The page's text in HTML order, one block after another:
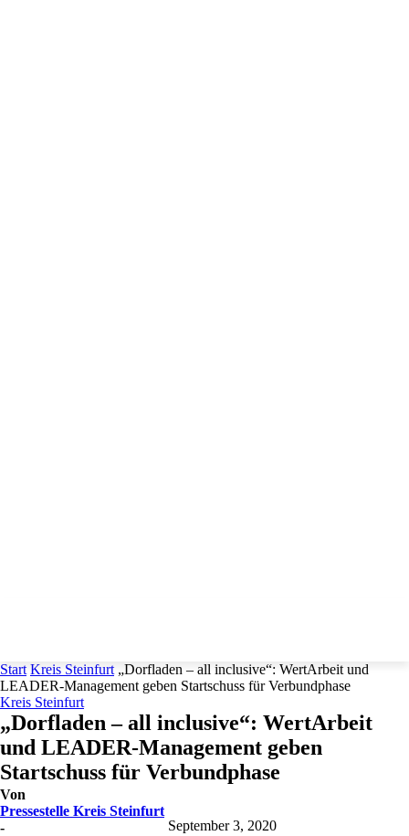
Start Kreis Steinfurt „Dorfladen – all inclusive“: WertArbeit und
LEADER-Management geben Startschuss für Verbundphase
Kreis Steinfurt
„Dorfladen – all inclusive“: WertArbeit
und LEADER-Management geben
Startschuss für Verbundphase
Von
Pressestelle Kreis Steinfurt
-
September 3, 2020